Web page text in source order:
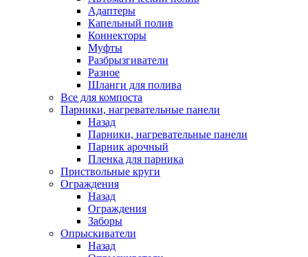
Адаптеры
Капельный полив
Коннекторы
Муфты
Разбрызгиватели
Разное
Шланги для полива
Все для компоста
Парники, нагревательные панели
Назад
Парники, нагревательные панели
Парник арочный
Пленка для парника
Приствольные круги
Ограждения
Назад
Ограждения
Заборы
Опрыскиватели
Назад